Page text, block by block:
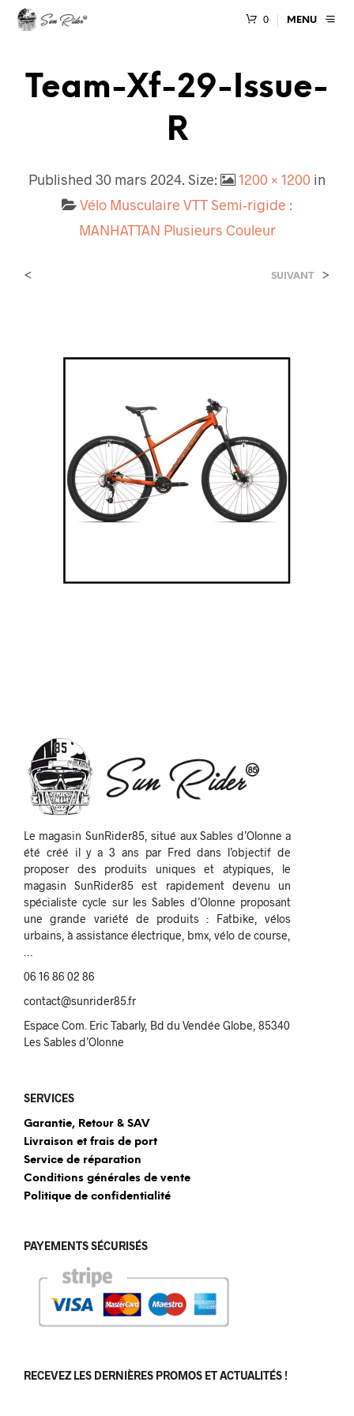
0 MENU
Team-Xf-29-Issue-
R
Published 30 mars 2024. Size: 1200 × 1200 in
Vélo Musculaire VTT Semi-rigide :
MANHATTAN Plusieurs Couleur
< SUIVANT >
Le magasin SunRider85, situé aux Sables d’Olonne a
été créé il y a 3 ans par Fred dans l’objectif de
proposer des produits uniques et atypiques, le
magasin SunRider85 est rapidement devenu un
spécialiste cycle sur les Sables d’Olonne proposant
une grande variété de produits : Fatbike, vélos
urbains, à assistance électrique, bmx, vélo de course,
06 16 86 02 86
contact@sunrider85.fr
Espace Com. Eric Tabarly, Bd du Vendée Globe, 85340
Les Sables d’Olonne
SERVICES
Garantie, Retour & SAV
Livraison et frais de port
Service de réparation
Conditions générales de vente
Politique de confidentialité
PAYEMENTS SÉCURISÉS
RECEVEZ LES DERNIÈRES PROMOS ET ACTUALITÉS !